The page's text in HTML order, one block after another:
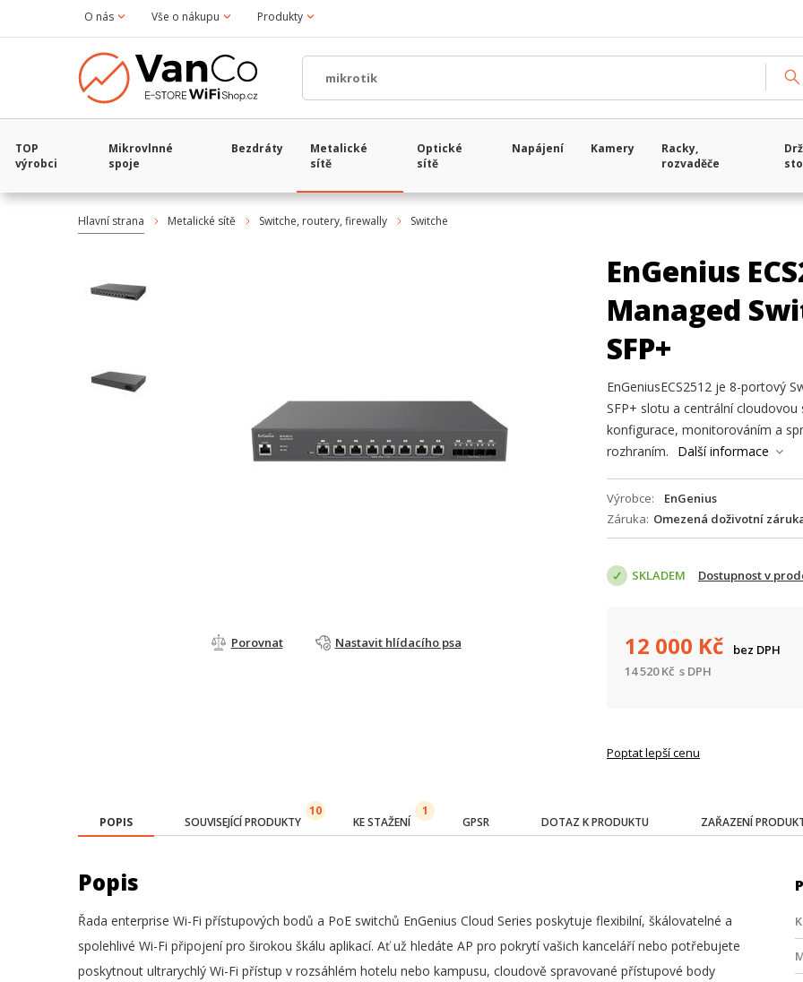
O nás Vše o nákupu Produkty
TOP
výrobci
Mikrovlnné
spoje
Bezdráty
Metalické
sítě
Optické
sítě
Napájení Kamery
Racky,
rozvaděče
Hlavní strana Metalické sítě Switche, routery, firewally Switche
Porovnat Nastavit hlídacího psa
EnGenius
Managed
SFP+
EnGeniusECS2512 je 8-portový
SFP+ slotu a centrální
konfigurace, monitorováním a
rozhraním.
Další informace
Výrobce EnGenius
Záruka Omezená doživotní
SKLADEM Dostupnost v
12 000 Kč
bez DPH
14 520Kč s DPH
Poptat lepší cenu
POPIS SOUVISEJÍCÍ PRODUKTY
10
KE STAŽENÍ
1
GPSR DOTAZ K PRODUKTU ZAŘAZENÍ
Popis
Řada enterprise Wi-Fi přístupových bodů a PoE switchů EnGenius Cloud Series poskytuje flexibilní, škálovatelné a
spolehlivé Wi-Fi připojení pro širokou škálu aplikací. Ať už hledáte AP pro pokrytí vašich kanceláří nebo potřebujete
poskytnout ultrarychlý Wi-Fi přístup v rozsáhlém hotelu nebo kampusu, cloudově spravované přístupové body